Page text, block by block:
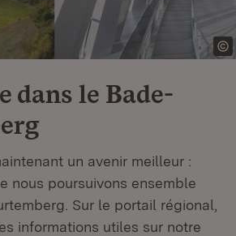
dans le Bade-
un avenir meilleur :
nous poursuivons ensemble
Sur le portail régional,
informations utiles sur notre